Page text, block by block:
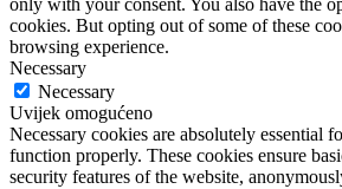
cookies. But opting out of some of these
browsing experience.
Necessary
Necessary
Uvijek omogućeno
Necessary cookies are absolutely essential
function properly. These cookies ensure
security features of the website,